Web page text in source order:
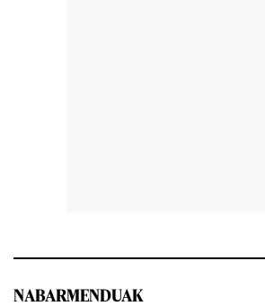
NABARMENDUAK